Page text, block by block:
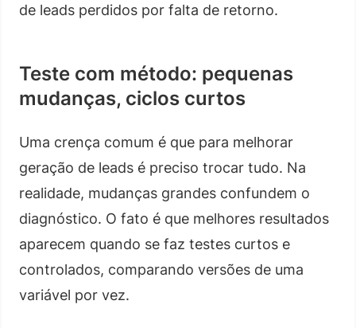
de leads perdidos por falta de retorno.
Teste com método: pequenas
mudanças, ciclos curtos
Uma crença comum é que para melhorar
geração de leads é preciso trocar tudo. Na
realidade, mudanças grandes confundem o
diagnóstico. O fato é que melhores resultados
aparecem quando se faz testes curtos e
controlados, comparando versões de uma
variável por vez.